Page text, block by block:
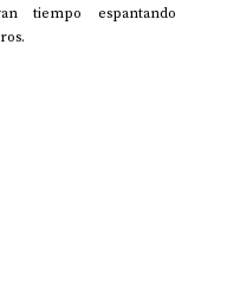
tiempo espantando